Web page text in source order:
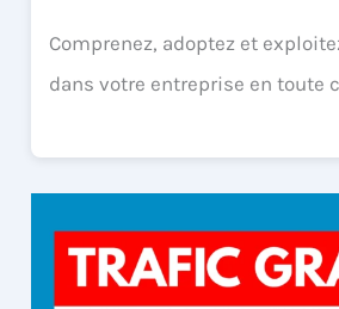
Comprenez, adoptez et
dans votre entreprise en toute